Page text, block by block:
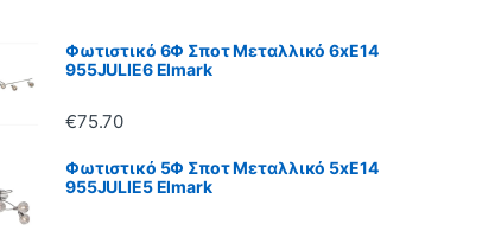
Φωτιστικό 6Φ Σποτ Μεταλλικό 6xE14
955JULIE6 Elmark
€75.70
Φωτιστικό 5Φ Σποτ Μεταλλικό 5xE14
955JULIE5 Elmark